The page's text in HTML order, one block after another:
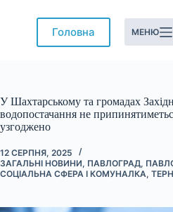
Головна МЕНЮ
У Шахтарському та громадах
водопостачання не
узгоджено
12 СЕРПНЯ, 2025
ЗАГАЛЬНІ НОВИНИ, ПАВЛОГРАД,
СОЦІАЛЬНА СФЕРА І КОМУНАЛКА,